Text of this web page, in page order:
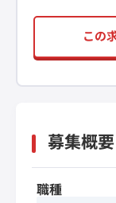
この
募集概要
職種